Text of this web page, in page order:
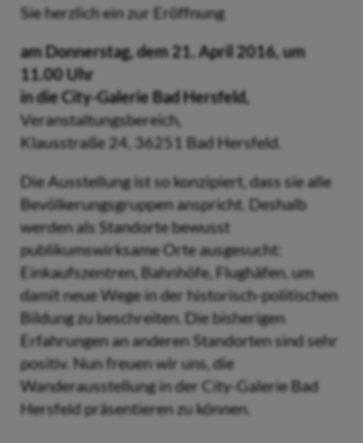
Sie herzlich ein zur Eröffnung
am Donnerstag, dem 21. April 2016, um
11.00 Uhr
in die City-Galerie Bad Hersfeld,
Veranstaltungsbereich,
Klausstraße 24, 36251 Bad Hersfeld.
Die Ausstellung ist so konzipiert, dass sie alle
Bevölkerungsgruppen anspricht. Deshalb
werden als Standorte bewusst
publikumswirksame Orte ausgesucht:
Einkaufszentren, Bahnhöfe, Flughäfen, um
damit neue Wege in der historisch-politischen
Bildung zu beschreiten. Die bisherigen
Erfahrungen an anderen Standorten sind sehr
positiv. Nun freuen wir uns, die
Wanderausstellung in der City-Galerie Bad
Hersfeld präsentieren zu können.